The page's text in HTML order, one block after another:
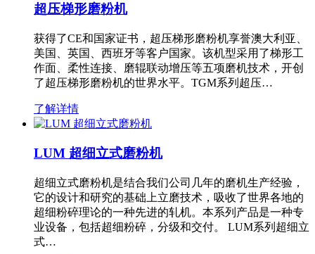
超压梯形磨粉机
获得了CE和国家证书，超压梯形磨粉机享誉澳大利亚、
美国、英国、西班牙等客户国家。该机型采用了梯形工
作面、柔性连接、磨辊联动增压等五项磨机技术，开创
了超压梯形磨粉机的世界水平。TGM系列超压…
了解详情
LUM 超细立式磨粉机
超细立式磨粉机是结合我们公司几年的磨机生产经验，
它的设计和研究的基础上立磨技术，吸收了世界各地的
超细粉碎理论的一种先进的轧机。本系列产品是一种专
业设备，包括超细粉碎，分级和交付。 LUM系列超细立
式…